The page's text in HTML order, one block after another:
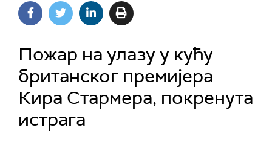
Пожар на улазу у кућу
британског премијера
Кира Стармера, покренута
истрага